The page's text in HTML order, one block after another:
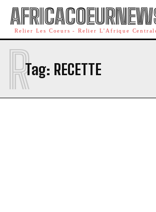
Relier Les Coeurs - Relier L'Afrique
Tag: RECETTE
R